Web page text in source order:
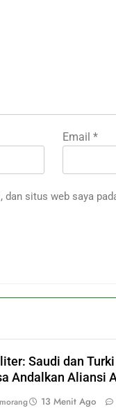
Email *
dan situs web saya
Saudi dan Turki
Andalkan Aliansi
13 Menit Ago